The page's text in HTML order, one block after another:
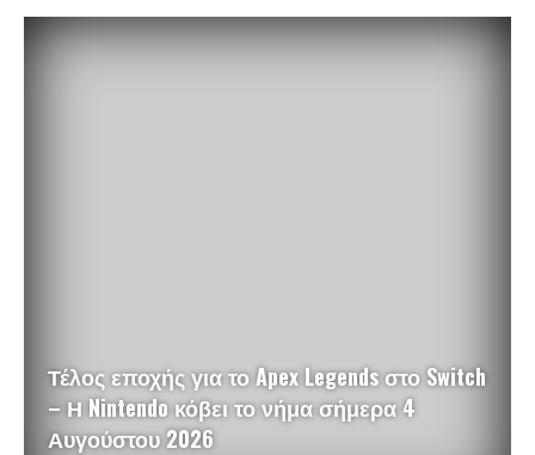
Τέλος εποχής για το Apex Legends στο Switch
– Η Nintendo κόβει το νήμα σήμερα 4
Αυγούστου 2026